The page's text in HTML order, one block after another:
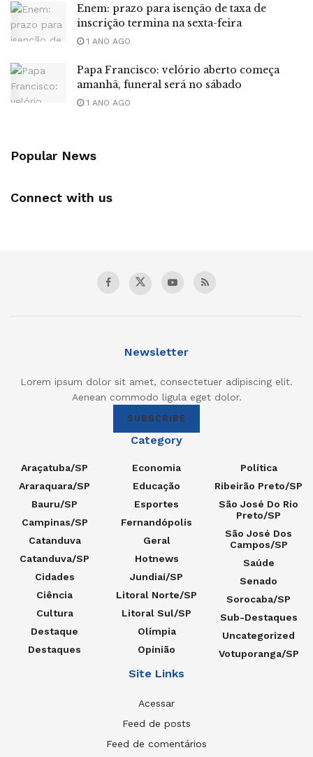
Enem: prazo para isenção de taxa de
inscrição termina na sexta-feira
1 ANO AGO
Papa Francisco: velório aberto começa
amanhã, funeral será no sábado
1 ANO AGO
Popular News
Connect with us
Newsletter
Lorem ipsum dolor sit amet, consectetuer adipiscing elit.
Aenean commodo ligula eget dolor.
SUBSCRIBE
Category
Araçatuba/SP
Araraquara/SP
Bauru/SP
Campinas/SP
Catanduva
Catanduva/SP
Cidades
Ciência
Cultura
Destaque
Destaques
Economia
Educação
Esportes
Fernandópolis
Geral
Hotnews
Jundiaí/SP
Litoral Norte/SP
Litoral Sul/SP
Olímpia
Opinião
Política
Ribeirão Preto/SP
São José Do Rio
Preto/SP
São José Dos
Campos/SP
Saúde
Senado
Sorocaba/SP
Sub-Destaques
Uncategorized
Votuporanga/SP
Site Links
Acessar
Feed de posts
Feed de comentários